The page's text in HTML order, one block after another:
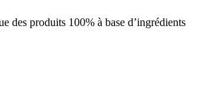
des produits 100% à base d’ingrédients